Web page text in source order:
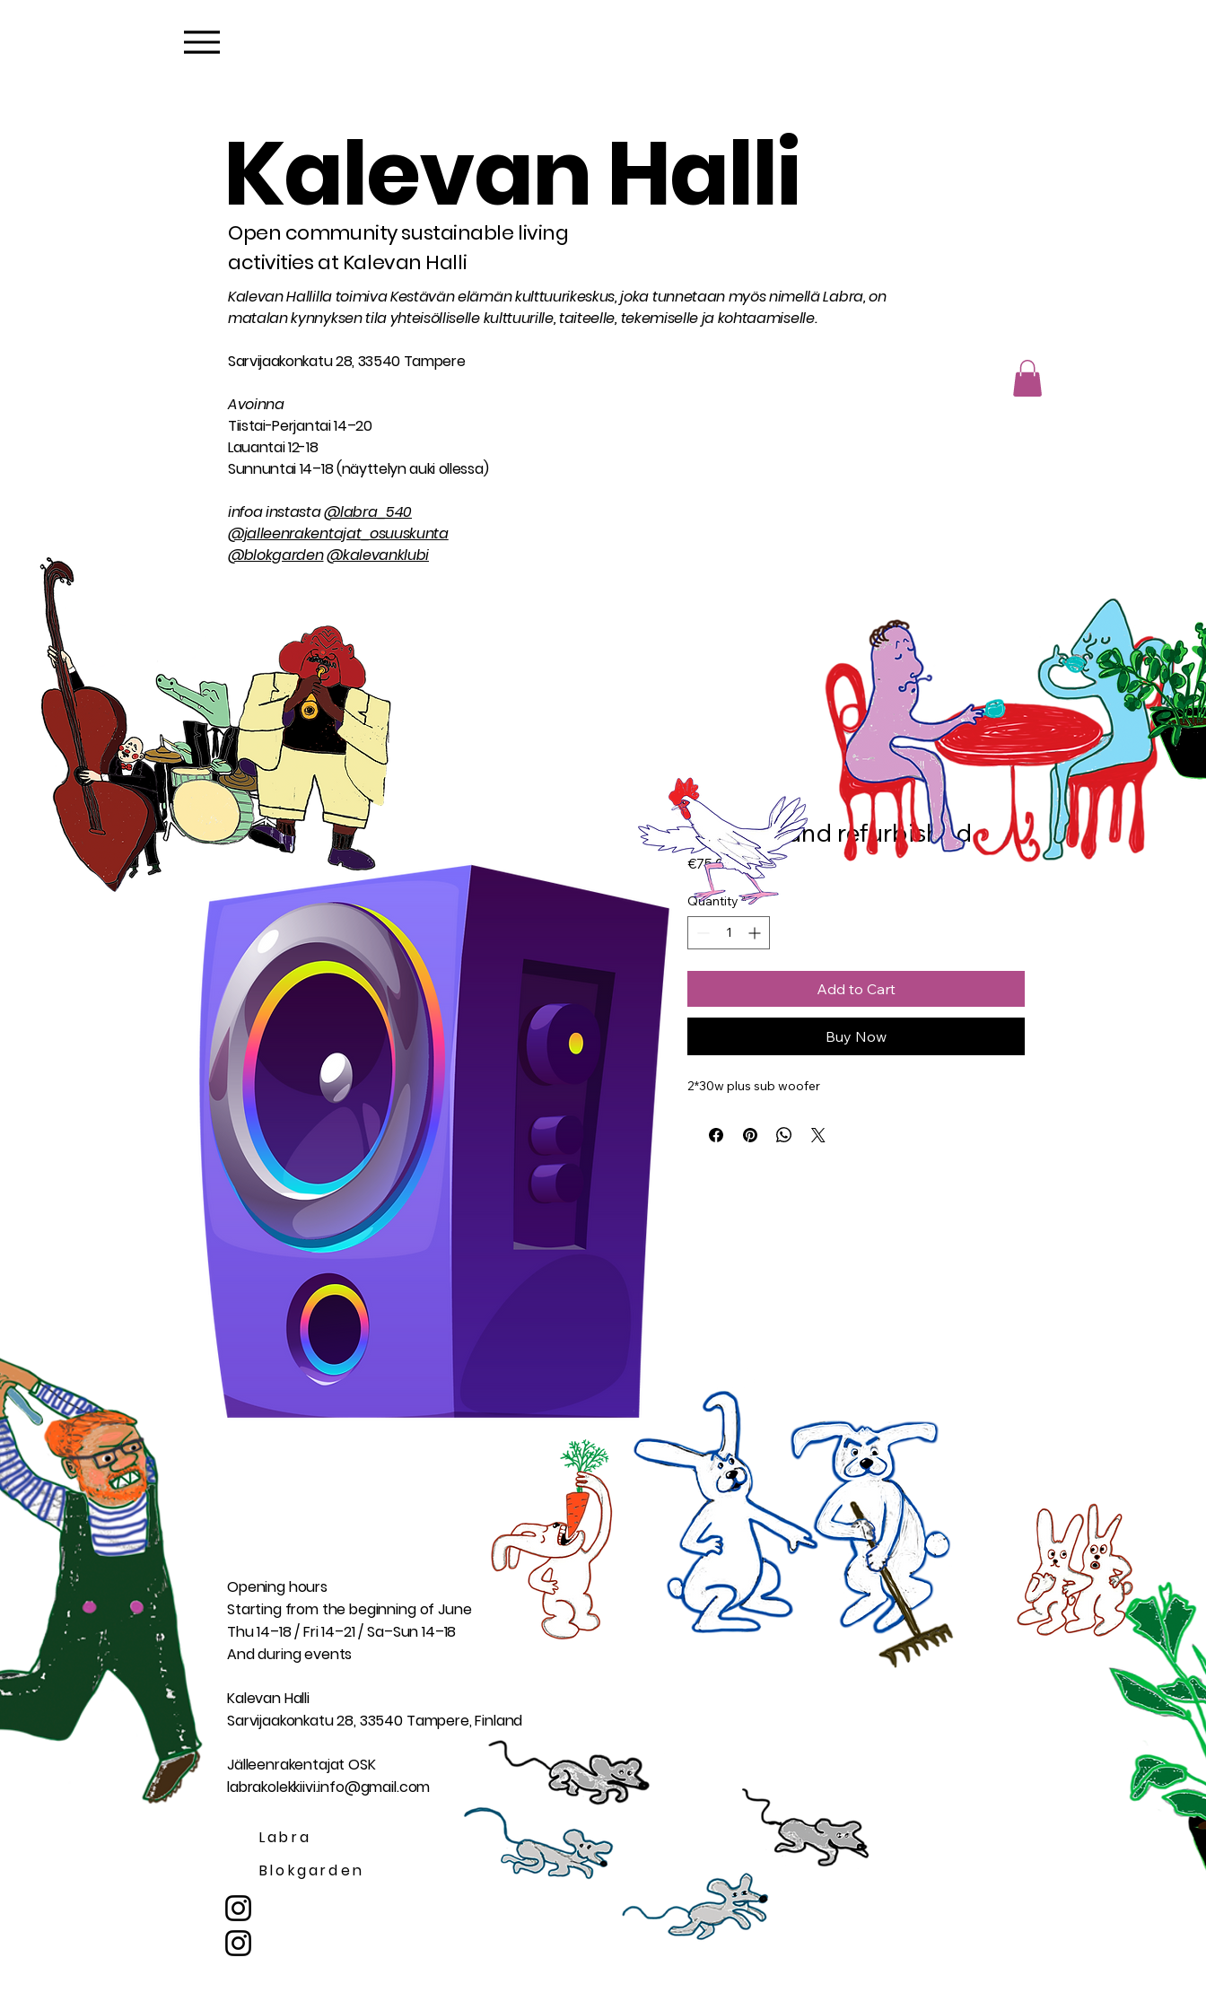
Kalevan Halli
Open community sustainable living
activities at Kalevan Halli
Kalevan Hallilla toimiva Kestävän elämän kulttuurikeskus, joka tunnetaan myös nimellä Labra, on
matalan kynnyksen tila yhteisölliselle kulttuurille, taiteelle, tekemiselle ja kohtaamiselle.
Sarvijaakonkatu 28, 33540 Tampere
Avoinna
Tiistai-Perjantai 14–20
Lauantai 12-18
Sunnuntai 14–18 (näyttelyn auki ollessa)
infoa instasta@labra_540
@jalleenrakentajat_osuuskunta
@blokgarden@kalevanklubi
cleaned and refurbished
€75.00Price
Quantity *
Add to Cart
Buy Now
2*30w plus sub woofer
Opening hours
Starting from the beginning of June
Thu 14–18 / Fri 14–21 / Sa–Sun 14–18
And during events
Kalevan Halli
Sarvijaakonkatu 28, 33540 Tampere, Finland
Jälleenrakentajat OSK
labrakolekkiivi.info@gmail.com
Labra
Blokgarden